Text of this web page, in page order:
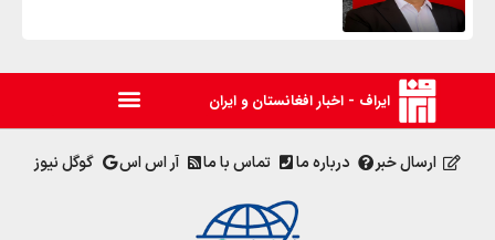
ایراف - اخبار افغانستان و ایران
ارسال خبر درباره ما تماس با ما آر اس اس گوگل نیوز